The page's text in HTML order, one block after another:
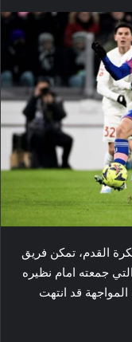
ايطاليا لكرة القدم​، تمكن فريق
جمعته امام نظيره
قد انتهت